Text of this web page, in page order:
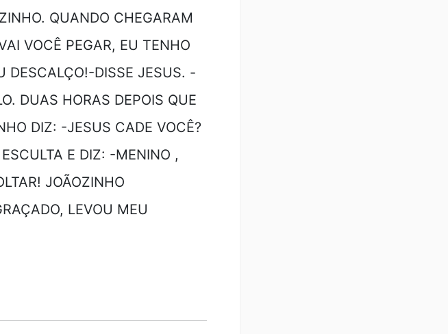
QUANDO CHEGARAM
VOCÊ PEGAR, EU TENHO
DESCALÇO!-DISSE JESUS. -
DUAS HORAS DEPOIS QUE
DIZ: -JESUS CADE VOCÊ?
E DIZ: -MENINO ,
JOÃOZINHO
LEVOU MEU